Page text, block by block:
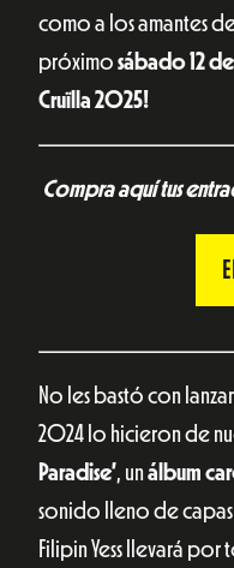
como a los amantes
próximo sábado 12
Cruïlla 2025!
Compra aquí tus
No les bastó con
2024 lo hicieron de
Paradise’, unálbum
sonido lleno de
Filipin Yess llevará